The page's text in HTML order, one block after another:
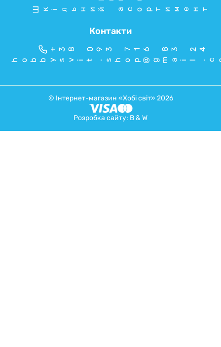
Шкільний асортимент
Контакти
+38 093 716 83 24
© Інтернет-магазин «Хобі світ» 2026
Розробка сайту: B & W